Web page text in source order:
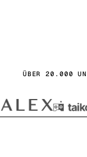
ÜBER 20.000